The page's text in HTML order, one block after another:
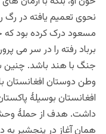
نحوی تعمیم یافته در
مسعود درک کرده بود که
برباد رفته را در سر می
جنگ با هند باشد. چنین
وطن دوستان افغانستان
افغانستان بوسیلۀ
داشت. هدف از حملۀ
همان آغاز در پنجشیر